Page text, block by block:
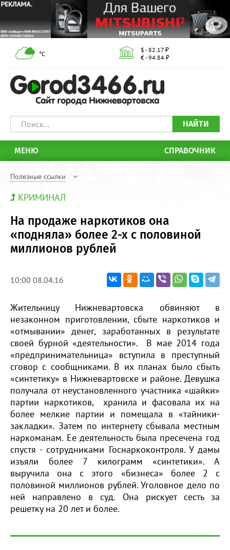
°С
$ - 82.17 ₽
€ - 94.84 ₽
НАЙТИ
МЕНЮ СПРАВОЧНИК
Полезные ссылки
КРИМИНАЛ
На продаже наркотиков она
«подняла» более 2-х с половиной
миллионов рублей
10:00 08.04.16
Жительницу Нижневартовска обвиняют в
незаконном приготовлении, сбыте наркотиков и
«отмывании» денег, заработанных в результате
своей бурной «деятельности». В мае 2014 года
«предпринимательница» вступила в преступный
сговор с сообщниками. В их планах было сбыть
«синтетику» в Нижневартовске и районе. Девушка
получала от неустановленного участника «шайки»
партии наркотиков, хранила и фасовала их на
более мелкие партии и помещала в «тайники-
закладки». Затем по интернету сбывала местным
наркоманам. Ее деятельность была пресечена год
спустя - сотрудниками Госнаркоконтроля. У дамы
изъяли более 7 килограмм «синтетики». А
выручила она с этого «бизнеса» более 2 с
половиной миллионов рублей. Уголовное дело по
ней направлено в суд. Она рискует сесть за
решетку на 20 лет и более.